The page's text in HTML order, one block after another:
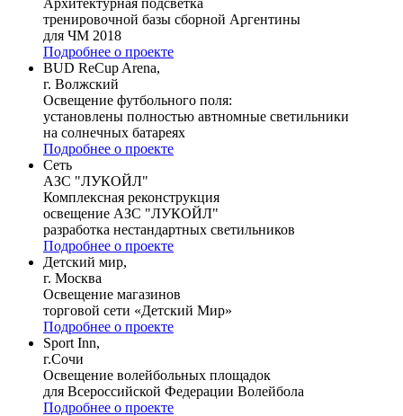
Архитектурная подсветка
тренировочной базы сборной Аргентины
для ЧМ 2018
Подробнее о проекте
BUD ReCup Arena,
г. Волжский
Освещение футбольного поля:
установлены полностью автномные светильники
на солнечных батареях
Подробнее о проекте
Сеть
АЗС "ЛУКОЙЛ"
Комплексная реконструкция
освещение АЗС "ЛУКОЙЛ"
разработка нестандартных светильников
Подробнее о проекте
Детский мир,
г. Москва
Освещение магазинов
торговой сети «Детский Мир»
Подробнее о проекте
Sport Inn,
г.Сочи
Освещение волейбольных площадок
для Всероссийской Федерации Волейбола
Подробнее о проекте